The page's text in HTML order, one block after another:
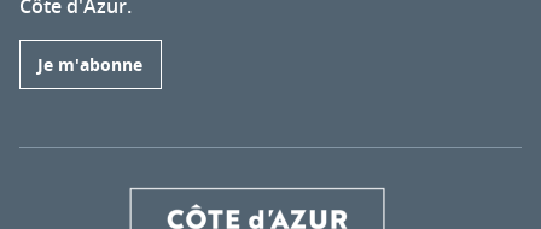
Côte d'Azur.
Je m'abonne